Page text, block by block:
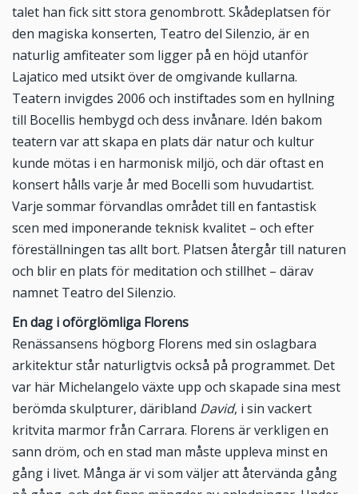
talet han fick sitt stora genombrott. Skådeplatsen för
den magiska konserten, Teatro del Silenzio, är en
naturlig amfiteater som ligger på en höjd utanför
Lajatico med utsikt över de omgivande kullarna.
Teatern invigdes 2006 och instiftades som en hyllning
till Bocellis hembygd och dess invånare. Idén bakom
teatern var att skapa en plats där natur och kultur
kunde mötas i en harmonisk miljö, och där oftast en
konsert hålls varje år med Bocelli som huvudartist.
Varje sommar förvandlas området till en fantastisk
scen med imponerande teknisk kvalitet – och efter
föreställningen tas allt bort. Platsen återgår till naturen
och blir en plats för meditation och stillhet – därav
namnet Teatro del Silenzio.
En dag i oförglömliga Florens
Renässansens högborg Florens med sin oslagbara
arkitektur står naturligtvis också på programmet. Det
var här Michelangelo växte upp och skapade sina mest
berömda skulpturer, däribland David, i sin vackert
kritvita marmor från Carrara. Florens är verkligen en
sann dröm, och en stad man måste uppleva minst en
gång i livet. Många är vi som väljer att återvända gång